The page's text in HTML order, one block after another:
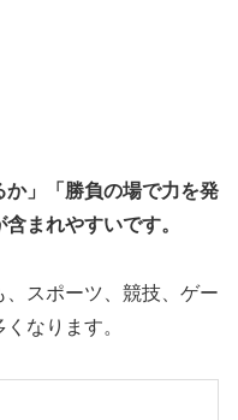
か」「勝負の場で力を発
まれやすいです。
スポーツ、競技、ゲー
なります。